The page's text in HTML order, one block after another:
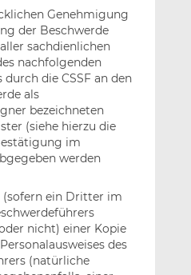
Genehmigung
der Beschwerde
sachdienlichen
nachfolgenden
die CSSF an den
als
bezeichneten
(siehe hierzu die
im
werden
(sofern ein Dritter im
nicht) einer Kopie
des
(natürliche